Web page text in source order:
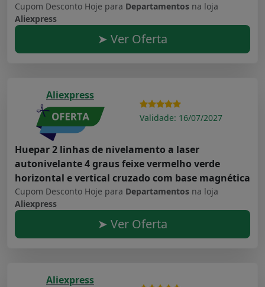
Cupom Desconto Hoje para Departamentos na loja
Aliexpress
➤ Ver Oferta
Aliexpress
Validade: 16/07/2027
Huepar 2 linhas de nivelamento a laser
autonivelante 4 graus feixe vermelho verde
horizontal e vertical cruzado com base magnética
Cupom Desconto Hoje para Departamentos na loja
Aliexpress
➤ Ver Oferta
Aliexpress